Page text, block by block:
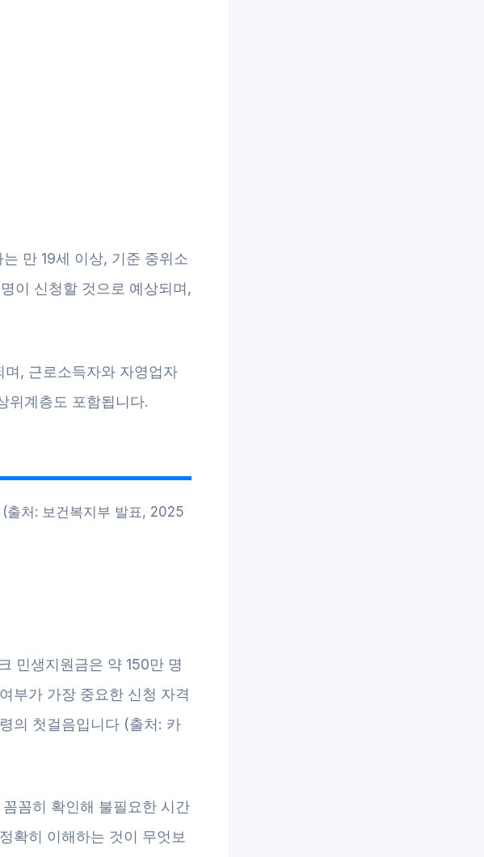
만 19세 이상, 기준 중위소
이 신청할 것으로 예상되며,
, 근로소득자와 자영업자
위계층도 포함됩니다.
출처: 보건복지부 발표, 2025
민생지원금은 약 150만 명
부가 가장 중요한 신청 자격
의 첫걸음입니다 (출처: 카
꼼히 확인해 불필요한 시간
확히 이해하는 것이 무엇보